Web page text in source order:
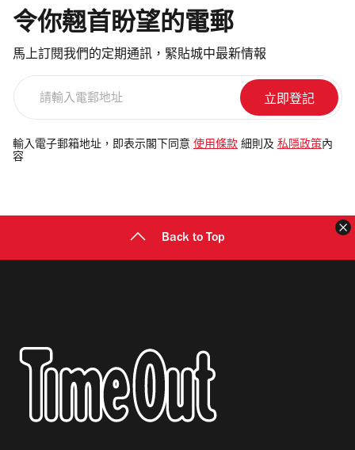
令你翹首盼望的電郵
馬上訂閱我們的定期通訊，緊貼城中最新情報
電
郵
輸入電子郵箱地址，即表示閣下同意 使用條款 細則及 私隱政策 內
容
Back to Top